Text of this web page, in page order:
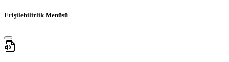
Erişilebilirlik Menüsü